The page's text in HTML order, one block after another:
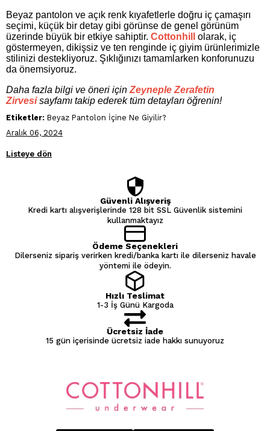
Beyaz pantolon ve açık renk kıyafetlerle doğru iç çamaşırı
seçimi, küçük bir detay gibi görünse de genel görünüm
üzerinde büyük bir etkiye sahiptir. Cottonhill
olarak, iç
göstermeyen, dikişsiz ve ten renginde iç giyim ürünlerimizle
stilinizi destekliyoruz. Şıklığınızı tamamlarken konforunuzu
da önemsiyoruz.
Daha fazla bilgi ve öneri için Zeyneple Zerafetin
Zirvesisayfamı takip ederek tüm detayları öğrenin!
Etiketler: Beyaz Pantolon İçine Ne Giyilir?
Aralık 06, 2024
Listeye dön
Güvenli Alışveriş
Kredi kartı alışverişlerinde 128 bit SSL Güvenlik sistemini
kullanmaktayız
Ödeme Seçenekleri
Dilerseniz sipariş verirken kredi/banka kartı ile dilerseniz havale
yöntemi ile ödeyin.
Hızlı Teslimat
1-3 İş Günü Kargoda
Ücretsiz İade
15 gün içerisinde ücretsiz iade hakkı sunuyoruz